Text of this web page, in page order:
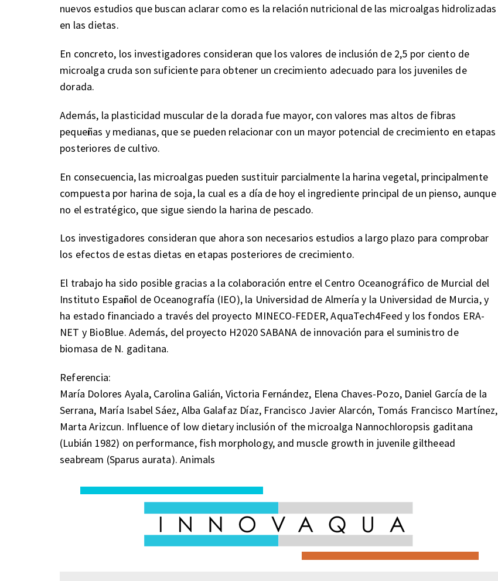
nuevos estudios que buscan aclarar como es la relación nutricional de las microalgas hidrolizadas
en las dietas.
En concreto, los investigadores consideran que los valores de inclusión de 2,5 por ciento de
microalga cruda son suficiente para obtener un crecimiento adecuado para los juveniles de
dorada.
Además, la plasticidad muscular de la dorada fue mayor, con valores mas altos de fibras
pequeñas y medianas, que se pueden relacionar con un mayor potencial de crecimiento en etapas
posteriores de cultivo.
En consecuencia, las microalgas pueden sustituir parcialmente la harina vegetal, principalmente
compuesta por harina de soja, la cual es a día de hoy el ingrediente principal de un pienso, aunque
no el estratégico, que sigue siendo la harina de pescado.
Los investigadores consideran que ahora son necesarios estudios a largo plazo para comprobar
los efectos de estas dietas en etapas posteriores de crecimiento.
El trabajo ha sido posible gracias a la colaboración entre el Centro Oceanográfico de Murcial del
Instituto Español de Oceanografía (IEO), la Universidad de Almería y la Universidad de Murcia, y
ha estado financiado a través del proyecto MINECO-FEDER, AquaTech4Feed y los fondos ERA-
NET y BioBlue. Además, del proyecto H2020 SABANA de innovación para el suministro de
biomasa de N. gaditana.
Referencia:
María Dolores Ayala, Carolina Galián, Victoria Fernández, Elena Chaves-Pozo, Daniel García de la
Serrana, María Isabel Sáez, Alba Galafaz Díaz, Francisco Javier Alarcón, Tomás Francisco Martínez,
Marta Arizcun. Influence of low dietary inclusión of the microalga Nannochloropsis gaditana
(Lubián 1982) on performance, fish morphology, and muscle growth in juvenile giltheead
seabream (Sparus aurata). Animals